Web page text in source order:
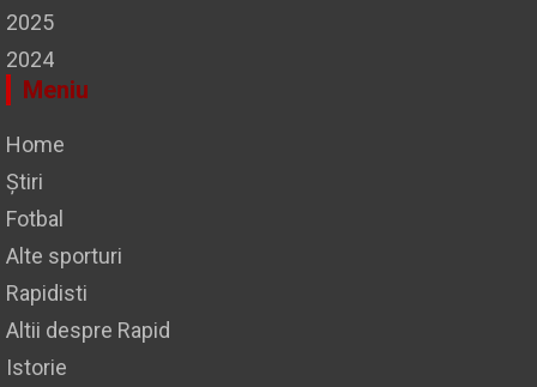
2025
2024
Meniu
Home
Știri
Fotbal
Alte sporturi
Rapidisti
Altii despre Rapid
Istorie